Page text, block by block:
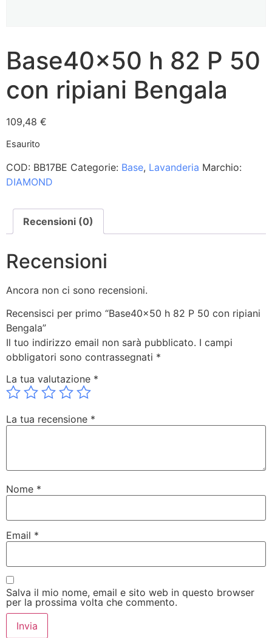
Base40x50 h 82 P 50
con ripiani Bengala
109,48 €
Esaurito
COD: BB17BE Categorie: Base, Lavanderia Marchio:
DIAMOND
Recensioni (0)
Recensioni
Ancora non ci sono recensioni.
Recensisci per primo “Base40x50 h 82 P 50 con ripiani
Bengala”
Il tuo indirizzo email non sarà pubblicato. I campi
obbligatori sono contrassegnati *
La tua valutazione *
La tua recensione *
Nome *
Email *
Salva il mio nome, email e sito web in questo browser
per la prossima volta che commento.